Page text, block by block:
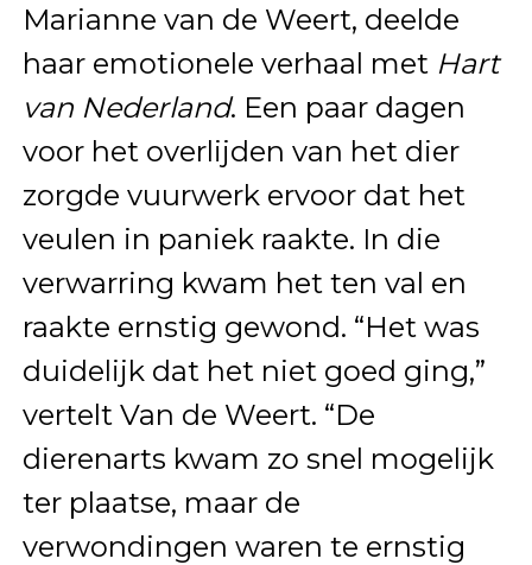
Marianne van de Weert, deelde
haar emotionele verhaal met Hart
van Nederland. Een paar dagen
voor het overlijden van het dier
zorgde vuurwerk ervoor dat het
veulen in paniek raakte. In die
verwarring kwam het ten val en
raakte ernstig gewond. “Het was
duidelijk dat het niet goed ging,”
vertelt Van de Weert. “De
dierenarts kwam zo snel mogelijk
ter plaatse, maar de
verwondingen waren te ernstig